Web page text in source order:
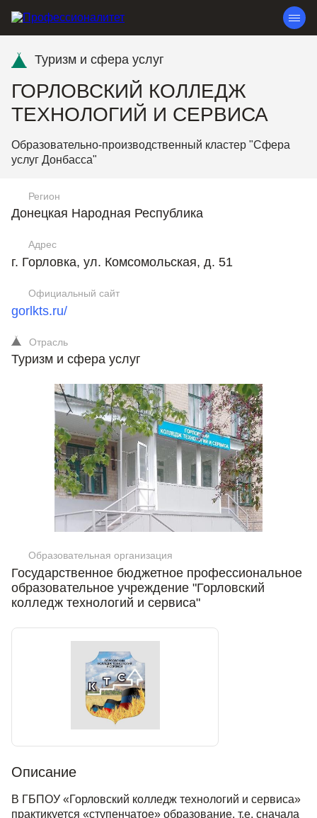
Туризм и сфера услуг
ГОРЛОВСКИЙ КОЛЛЕДЖ
ТЕХНОЛОГИЙ И СЕРВИСА
Образовательно-производственный кластер "Сфера
услуг Донбасса"
Регион
Донецкая Народная Республика
Адрес
г. Горловка, ул. Комсомольская, д. 51
Официальный сайт
gorlkts.ru/
Отрасль
Туризм и сфера услуг
Образовательная организация
Государственное бюджетное профессиональное
образовательное учреждение "Горловский
колледж технологий и сервиса"
Описание
В ГБПОУ «Горловский колледж технологий и сервиса»
практикуется «ступенчатое» образование, т.е. сначала